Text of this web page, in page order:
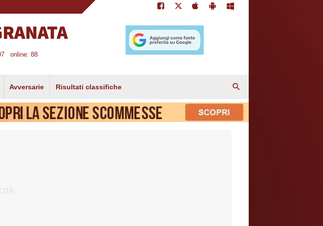
online: 88
Avversarie Risultati classifiche